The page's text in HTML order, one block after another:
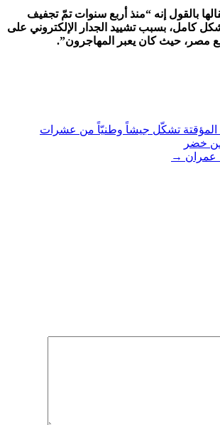
بالقول إنه “منذ أربع سنوات تمّ تجفيف
كامل، بسبب تشييد الجدار الإلكتروني على
المؤقتة تشكّل جيشاً وطنيّاً من عشرات
خضر
عمران →